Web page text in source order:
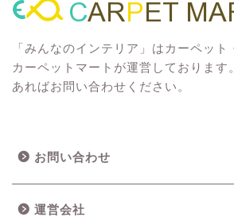
「みんなのインテリア」はカーペッ
カーペットマートが運営しております
あればお問い合わせください。
お問い合わせ
運営会社